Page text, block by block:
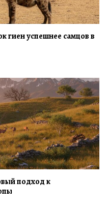
гиен успешнее самцов в
подход к